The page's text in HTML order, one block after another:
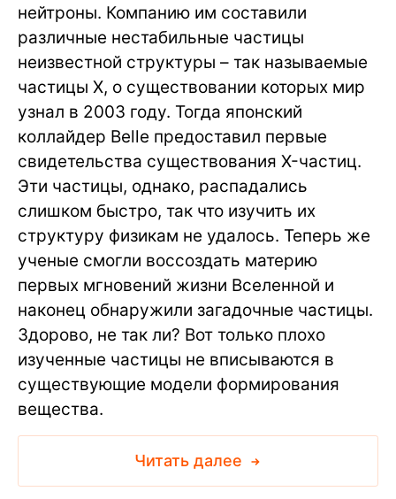
нейтроны. Компанию им составили
различные нестабильные частицы
неизвестной структуры – так называемые
частицы Х, о существовании которых мир
узнал в 2003 году. Тогда японский
коллайдер Belle предоставил первые
свидетельства существования X-частиц.
Эти частицы, однако, распадались
слишком быстро, так что изучить их
структуру физикам не удалось. Теперь же
ученые смогли воссоздать материю
первых мгновений жизни Вселенной и
наконец обнаружили загадочные частицы.
Здорово, не так ли? Вот только плохо
изученные частицы не вписываются в
существующие модели формирования
вещества.
Читать далее